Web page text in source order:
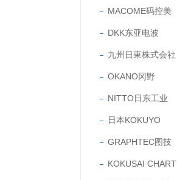
MACOME码控美
DKK东亚电波
九州日東株式会社
OKANO冈野
NITTO日东工业
日本KOKUYO
GRAPHTEC图技
KOKUSAI CHART